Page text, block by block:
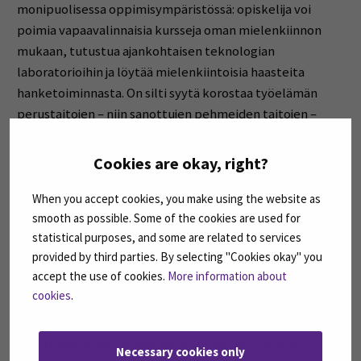
Cookies are okay, right?
When you accept cookies, you make using the website as
smooth as possible. Some of the cookies are used for
statistical purposes, and some are related to services
provided by third parties. By selecting "Cookies okay" you
accept the use of cookies. More information about
cookies.
Necessary cookies only
monipuolisessa oppimisympäristössä: opiskelija voi
poimia vapaavalinnaisia kursseja oman mielenkiinnon
mukaan, tutustua ajankohtaisen teknologian
laboratorioihin ja löytää mielenkiintoisia haasteita
hanketoiminnasta. On silti syytä korostaa työelämän
perustaitojen – niin sanottujen pehmeiden taitojen –
yhteistyö- ja kommunikaatiotaidot, oppimiskyky,
itseohjautuvuus, aikatauluttaminen sekä
periksiantamattomuus haastavien kurssien aikana ovat
kullanarvoisia taitoja työelämässä.
Maailma muuttuu jatkuvasti, ja tahtihan ei tästä hidastu.
Tähän haasteeseen SEAMK vastaa tarjoamalla useiden
muiden korkeakoulujen tavoin jatkuvan oppimisen
asenteiden lisäksi esimerkiksi kielitaidot auttavat